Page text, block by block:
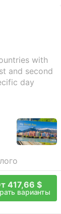
with
and second
day
417,66 $
варианты